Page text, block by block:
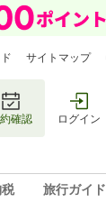
サイトマップ
確認 ログイン
税 旅行ガイド